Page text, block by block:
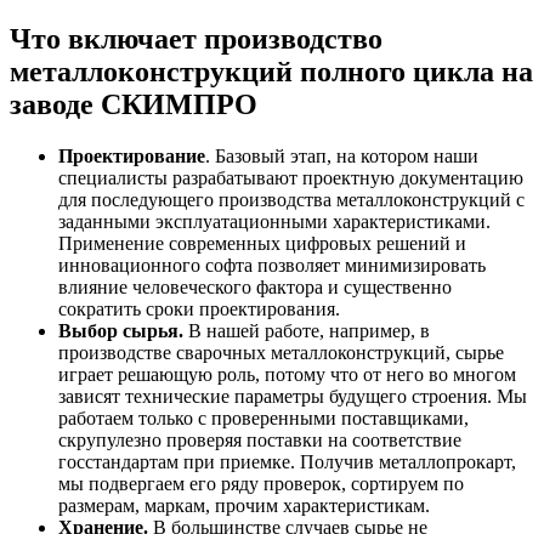
Что включает производство
металлоконструкций полного цикла на
заводе СКИМПРО
Проектирование. Базовый этап, на котором наши
специалисты разрабатывают проектную документацию
для последующего производства металлоконструкций с
заданными эксплуатационными характеристиками.
Применение современных цифровых решений и
инновационного софта позволяет минимизировать
влияние человеческого фактора и существенно
сократить сроки проектирования.
Выбор сырья. В нашей работе, например, в
производстве сварочных металлоконструкций, сырье
играет решающую роль, потому что от него во многом
зависят технические параметры будущего строения. Мы
работаем только с проверенными поставщиками,
скрупулезно проверяя поставки на соответствие
госстандартам при приемке. Получив металлопрокарт,
мы подвергаем его ряду проверок, сортируем по
размерам, маркам, прочим характеристикам.
Хранение. В большинстве случаев сырье не